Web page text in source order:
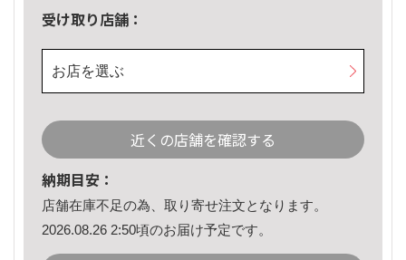
受け取り店舗：
お店を選ぶ
近くの店舗を確認する
納期目安：
店舗在庫不足の為、取り寄せ注文となります。
2026.08.26 2:50頃のお届け予定です。